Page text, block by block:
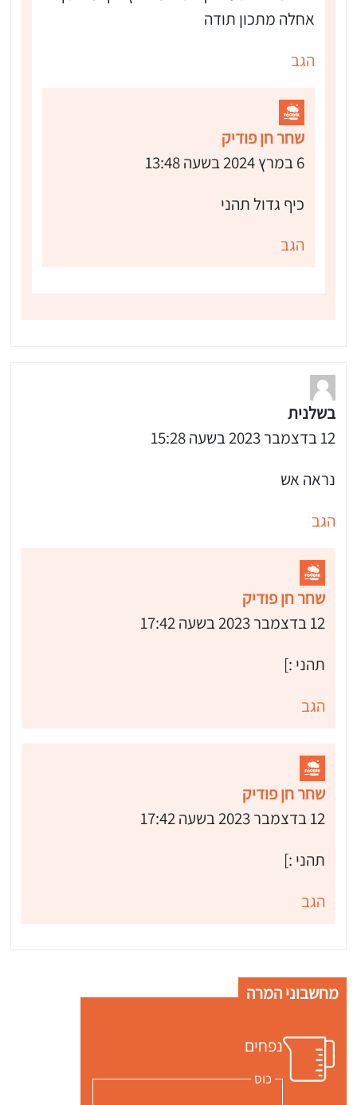
אחלה מתכון תודה
הגב
שחר חן פודיק
6 במרץ 2024 בשעה 13:48
כיף גדול תהני
הגב
בשלנית
12 בדצמבר 2023 בשעה 15:28
נראה אש
הגב
שחר חן פודיק
12 בדצמבר 2023 בשעה 17:42
תהני :]
הגב
שחר חן פודיק
12 בדצמבר 2023 בשעה 17:42
תהני :]
הגב
מחשבוני המרה
נפחים
כוס